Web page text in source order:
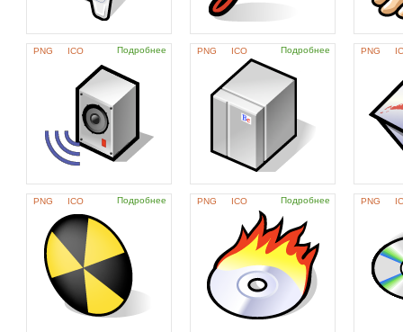
PNG ICO Подробнее PNG ICO Подробнее PNG
PNG ICO Подробнее PNG ICO Подробнее PNG